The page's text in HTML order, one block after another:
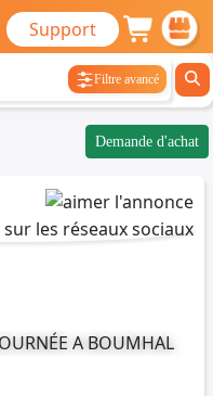
Support
Filtre avancé
Demande d'achat